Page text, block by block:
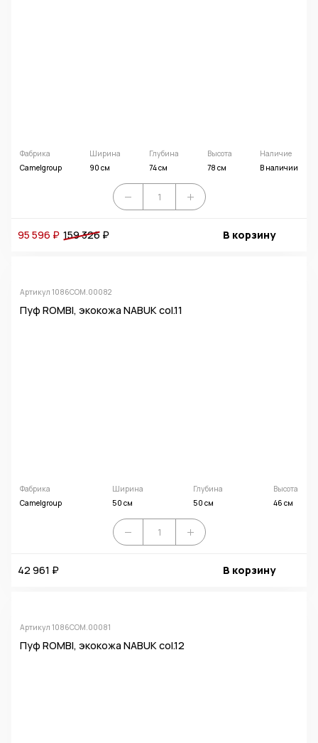
Фабрика
Camelgroup
Ширина
90 см
Глубина
74 см
Высота
78 см
Наличие
В наличии
95 596 ₽ 159 326₽ В корзину
Артикул 1086СОМ.00082
Пуф ROMBI, экокожа NABUK col.11
Фабрика
Camelgroup
Ширина
50 см
Глубина
50 см
Высота
46 см
42 961 ₽ В корзину
Артикул 1086СОМ.00081
Пуф ROMBI, экокожа NABUK col.12